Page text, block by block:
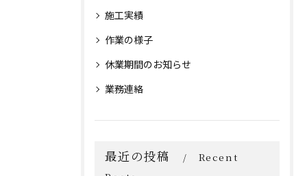
施工実績
作業の様子
休業期間のお知らせ
業務連絡
最近の投稿
Recent